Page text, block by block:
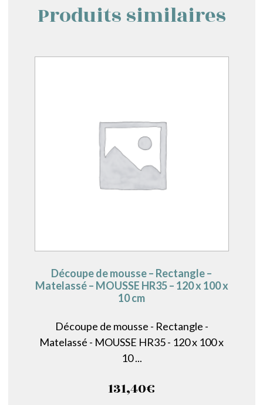
Produits similaires
Découpe de mousse – Rectangle –
Matelassé – MOUSSE HR35 – 120 x 100 x
10 cm
Découpe de mousse - Rectangle -
Matelassé - MOUSSE HR35 - 120 x 100 x
10 ...
131,40€